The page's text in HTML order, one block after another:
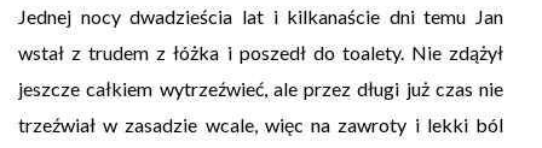
Jednej nocy dwadzieścia lat i kilkanaście dni temu Jan
wstał z trudem z łóżka i poszedł do toalety. Nie zdążył
jeszcze całkiem wytrzeźwieć, ale przez długi już czas nie
trzeźwiał w zasadzie wcale, więc na zawroty i lekki ból